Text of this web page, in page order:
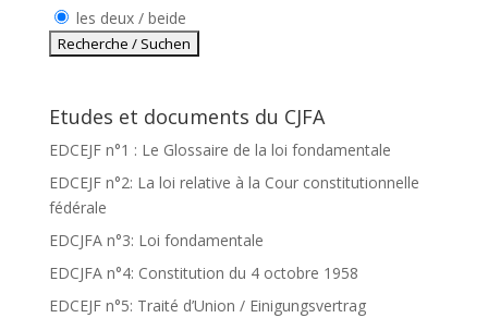
les deux / beide
Etudes et documents du CJFA
EDCEJF n°1 : Le Glossaire de la loi fondamentale
EDCEJF n°2: La loi relative à la Cour constitutionnelle
fédérale
EDCJFA n°3: Loi fondamentale
EDCJFA n°4: Constitution du 4 octobre 1958
EDCEJF n°5: Traité d’Union / Einigungsvertrag